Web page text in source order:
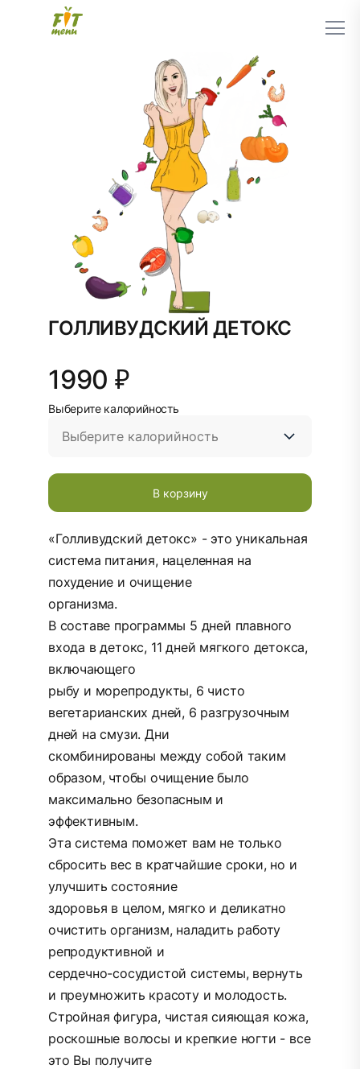
ГОЛЛИВУДСКИЙ ДЕТОКС
1990 ₽
Выберите калорийность
В корзину
«Голливудский детокс» - это уникальная
система питания, нацеленная на
похудение и очищение
организма.
В составе программы 5 дней плавного
входа в детокс, 11 дней мягкого детокса,
включающего
рыбу и морепродукты, 6 чисто
вегетарианских дней, 6 разгрузочным
дней на смузи. Дни
скомбинированы между собой таким
образом, чтобы очищение было
максимально безопасным и
эффективным.
Эта система поможет вам не только
сбросить вес в кратчайшие сроки, но и
улучшить состояние
здоровья в целом, мягко и деликатно
очистить организм, наладить работу
репродуктивной и
сердечно-сосудистой системы, вернуть
и преумножить красоту и молодость.
Стройная фигура, чистая сияющая кожа,
роскошные волосы и крепкие ногти - все
это Вы получите